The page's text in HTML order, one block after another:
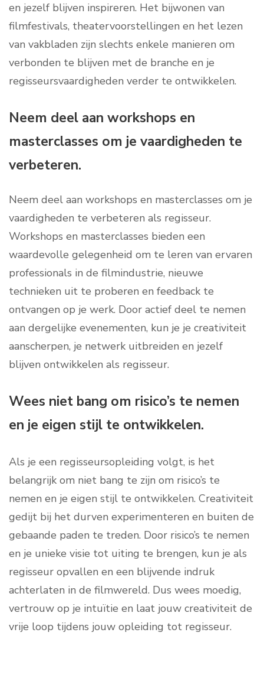
en jezelf blijven inspireren. Het bijwonen van
filmfestivals, theatervoorstellingen en het lezen
van vakbladen zijn slechts enkele manieren om
verbonden te blijven met de branche en je
regisseursvaardigheden verder te ontwikkelen.
Neem deel aan workshops en
masterclasses om je vaardigheden te
verbeteren.
Neem deel aan workshops en masterclasses om je
vaardigheden te verbeteren als regisseur.
Workshops en masterclasses bieden een
waardevolle gelegenheid om te leren van ervaren
professionals in de filmindustrie, nieuwe
technieken uit te proberen en feedback te
ontvangen op je werk. Door actief deel te nemen
aan dergelijke evenementen, kun je je creativiteit
aanscherpen, je netwerk uitbreiden en jezelf
blijven ontwikkelen als regisseur.
Wees niet bang om risico’s te nemen
en je eigen stijl te ontwikkelen.
Als je een regisseursopleiding volgt, is het
belangrijk om niet bang te zijn om risico’s te
nemen en je eigen stijl te ontwikkelen. Creativiteit
gedijt bij het durven experimenteren en buiten de
gebaande paden te treden. Door risico’s te nemen
en je unieke visie tot uiting te brengen, kun je als
regisseur opvallen en een blijvende indruk
achterlaten in de filmwereld. Dus wees moedig,
vertrouw op je intuïtie en laat jouw creativiteit de
vrije loop tijdens jouw opleiding tot regisseur.